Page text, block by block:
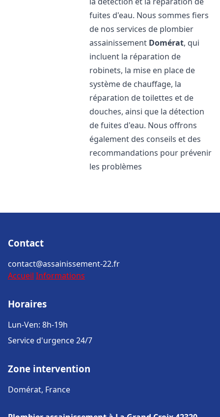
fuites d'eau. Nous sommes fiers
de nos services de plombier
assainissement Domérat, qui
incluent la réparation de
robinets, la mise en place de
système de chauffage, la
réparation de toilettes et de
douches, ainsi que la détection
de fuites d'eau. Nous offrons
également des conseils et des
recommandations pour prévenir
les problèmes
Contact
contact@assainissement-22.fr
Accueil Informations
Horaires
Lun-Ven: 8h-19h
Service d'urgence 24/7
Zone intervention
Domérat, France